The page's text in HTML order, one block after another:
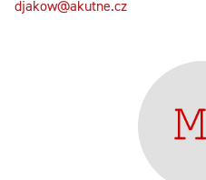
djakow@akutne.cz